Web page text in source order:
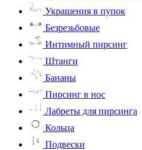
Украшения в пупок
Безрезьбовые
Интимный пирсинг
Штанги
Бананы
Пирсинг в нос
Лабреты для пирсинга
Кольца
Подвески